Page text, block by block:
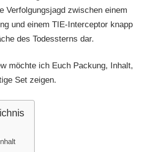
Verfolgungsjagd zwischen einem
und einem TIE-Interceptor knapp
des Todessterns dar.
möchte ich Euch Packung, Inhalt,
Set zeigen.